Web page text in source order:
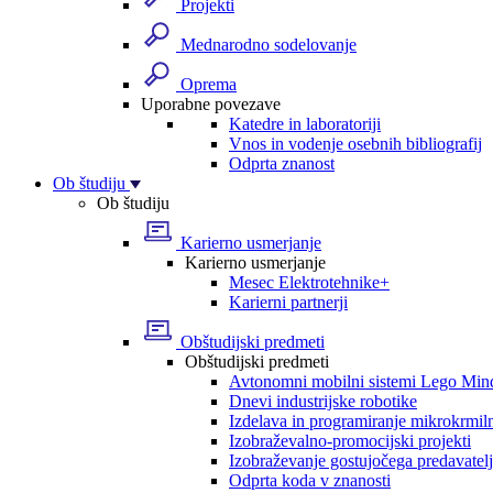
Projekti
Mednarodno sodelovanje
Oprema
Uporabne povezave
Katedre in laboratoriji
Vnos in vodenje osebnih bibliografij
Odprta znanost
Ob študiju
Ob študiju
Karierno usmerjanje
Karierno usmerjanje
Mesec Elektrotehnike+
Karierni partnerji
Obštudijski predmeti
Obštudijski predmeti
Avtonomni mobilni sistemi Lego
Dnevi industrijske robotike
Izdelava in programiranje
Izobraževalno-promocijski projekti
Izobraževanje gostujočega
Odprta koda v znanosti